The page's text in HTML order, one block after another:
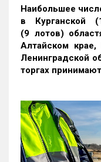
Наибольшее
в Курганской
(9 лотов)
Алтайском
Ленинградской
торгах